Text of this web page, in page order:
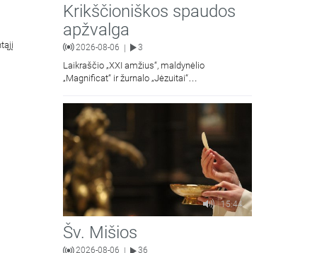
Krikščioniškos spaudos
apžvalga
2026-08-06 | 3
Laikraščio „XXI amžius“, maldynėlio
„Magnificat“ ir žurnalo „Jėzuitai“
15:44
Šv. Mišios
2026-08-06 36